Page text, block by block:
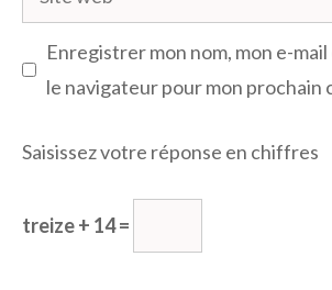
web
Enregistrer mon nom, mon e-
le navigateur pour mon prochain
Saisissez votre réponse en chiffres
treize + 14 =